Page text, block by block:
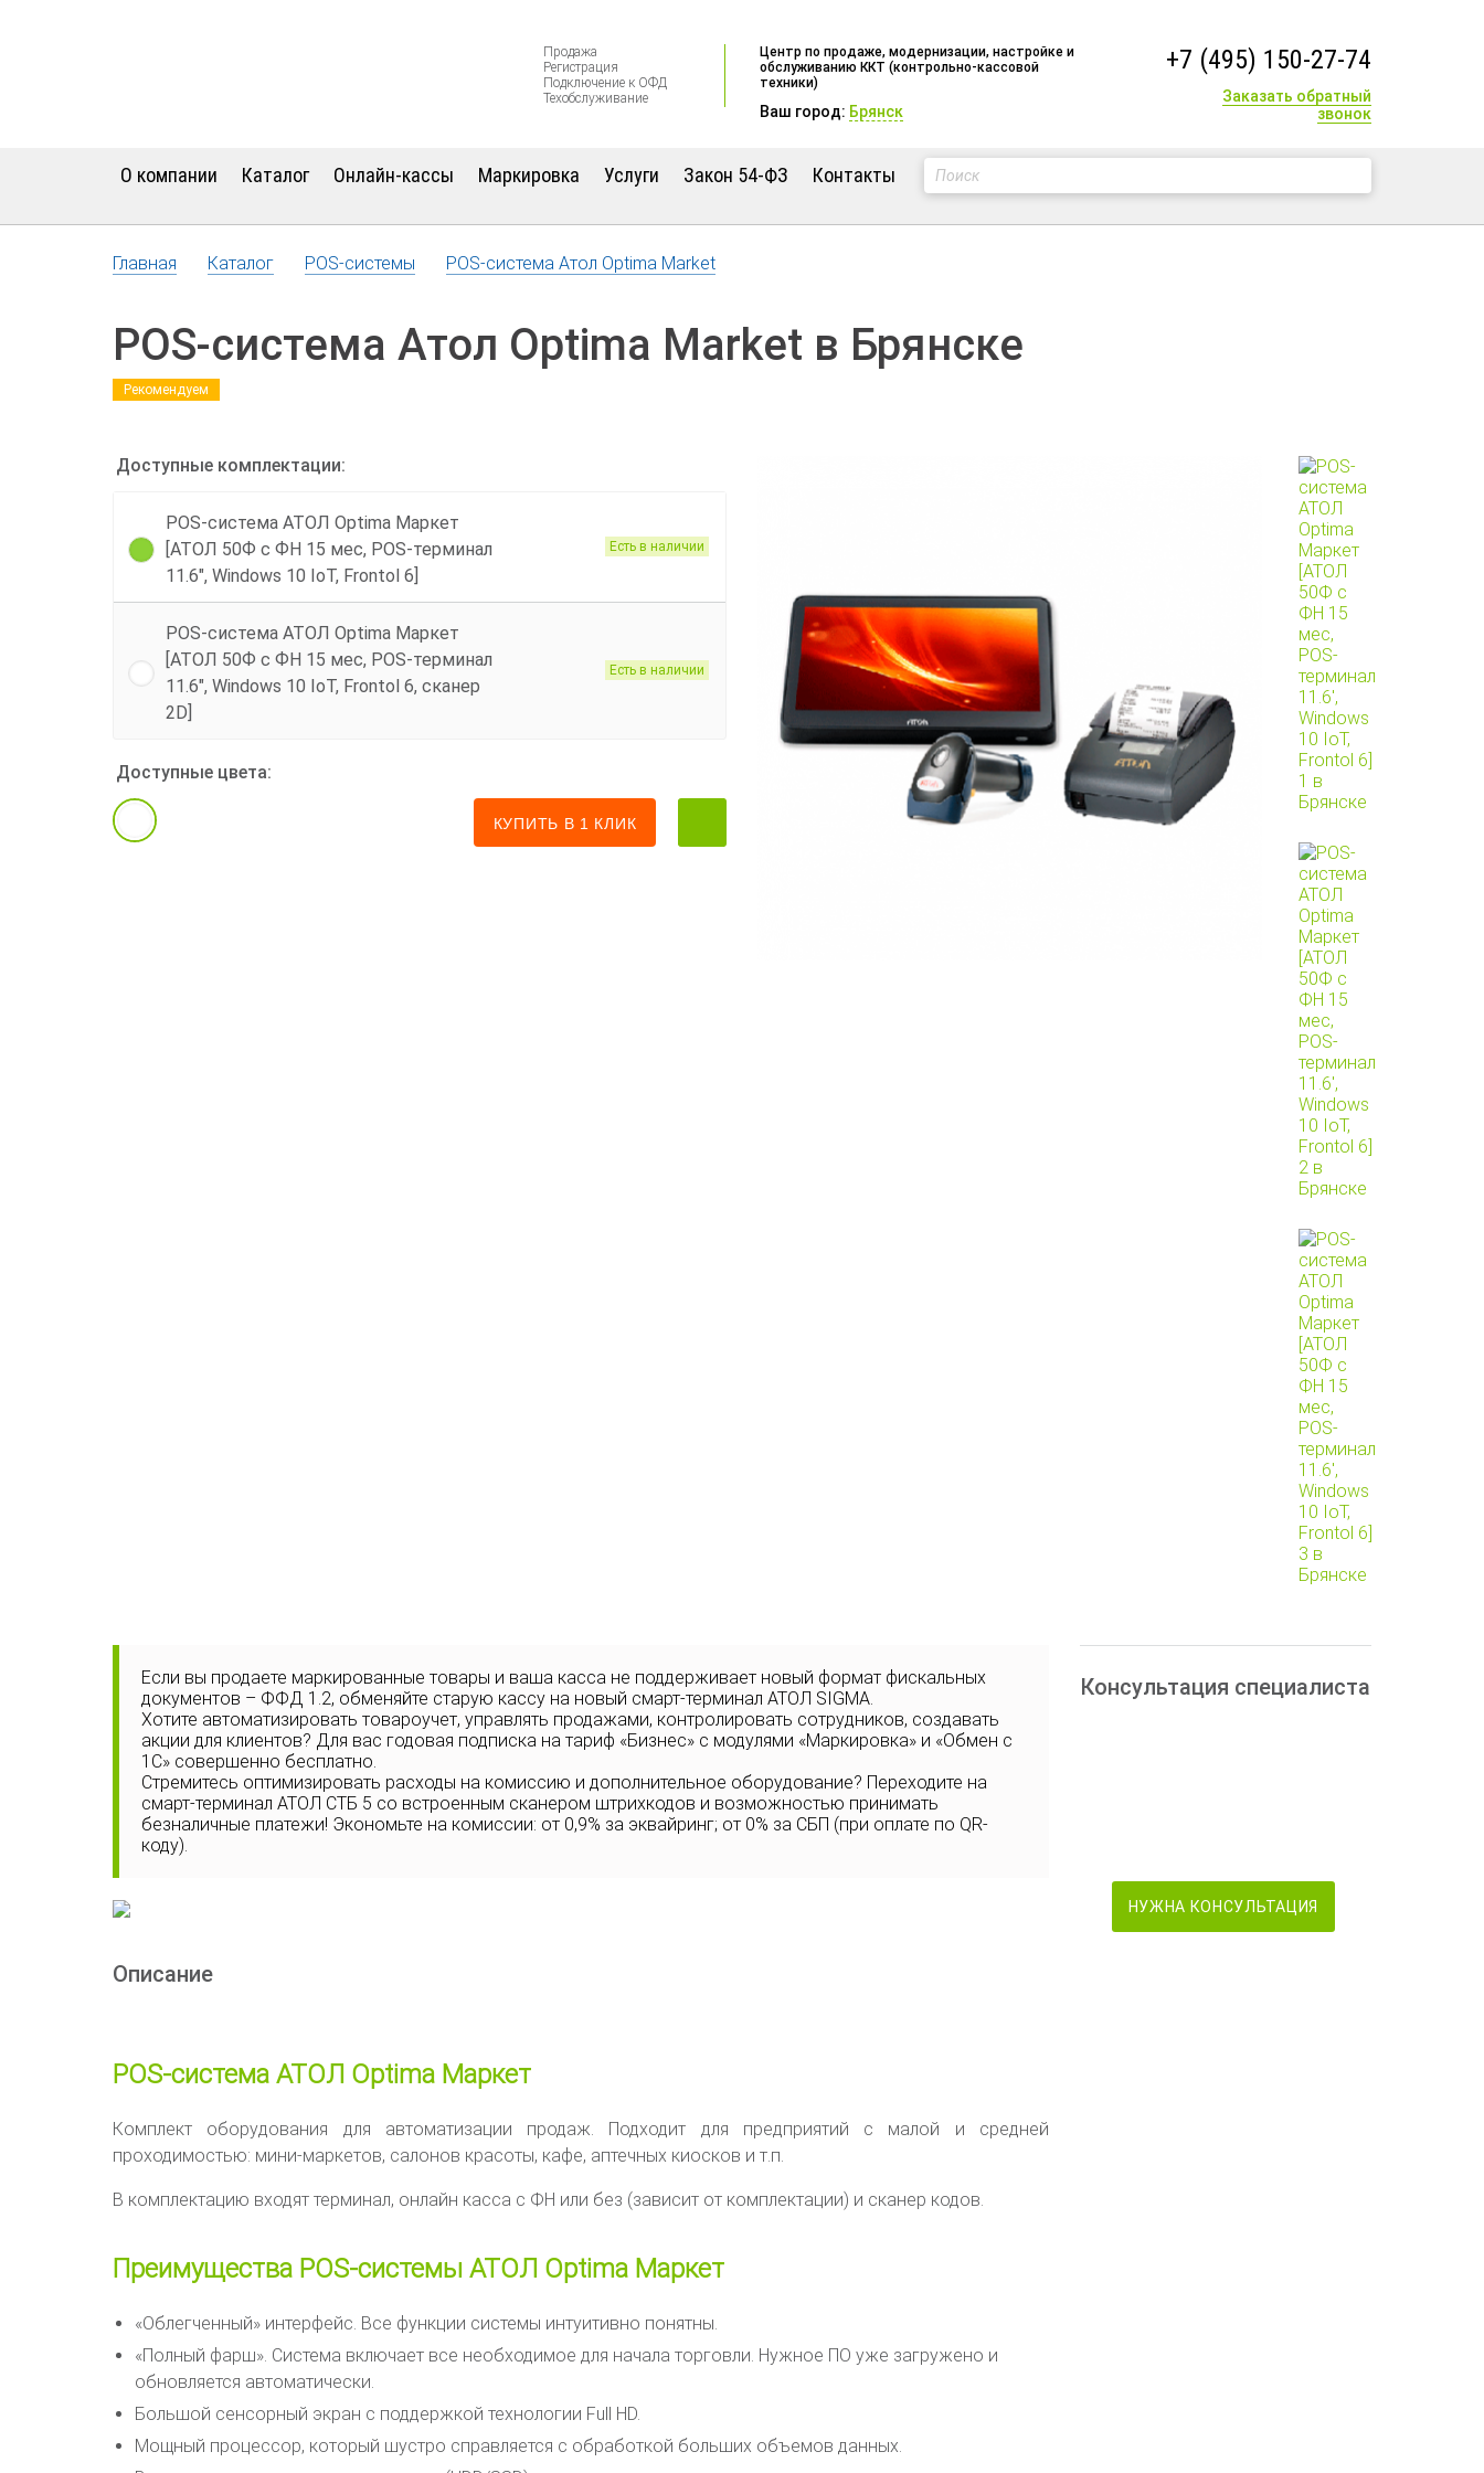
Продажа
Регистрация
Подключение к ОФД
Техобслуживание
Центр по продаже, модернизации, настройке и
обслуживанию ККТ (контрольно-кассовой
техники)
Ваш город: Брянск
+7 (495) 150-27-74
Заказать обратный
звонок
О компании Каталог Онлайн-кассы Маркировка Услуги Закон 54-ФЗ Контакты
Главная Каталог POS-системы POS-система Атол Optima Market
POS-система Атол Optima Market в Брянске
Рекомендуем
Доступные комплектации:
POS-система АТОЛ Optima Маркет
[АТОЛ 50Ф с ФН 15 мес, POS-терминал
11.6", Windows 10 IoT, Frontol 6]
Есть в наличии
POS-система АТОЛ Optima Маркет
[АТОЛ 50Ф с ФН 15 мес, POS-терминал
11.6", Windows 10 IoT, Frontol 6, сканер
2D]
Есть в наличии
Доступные цвета:
КУПИТЬ В 1 КЛИК
Если вы продаете маркированные товары и ваша касса не поддерживает новый формат фискальных
документов – ФФД 1.2, обменяйте старую кассу на новый смарт-терминал АТОЛ SIGMA.
Хотите автоматизировать товароучет, управлять продажами, контролировать сотрудников, создавать
акции для клиентов? Для вас годовая подписка на тариф «Бизнес» с модулями «Маркировка» и «Обмен с
1С» совершенно бесплатно.
Стремитесь оптимизировать расходы на комиссию и дополнительное оборудование? Переходите на
смарт-терминал АТОЛ СТБ 5 со встроенным сканером штрихкодов и возможностью принимать
безналичные платежи! Экономьте на комиссии: от 0,9% за эквайринг; от 0% за СБП (при оплате по QR-
коду).
Описание
POS-система АТОЛ Optima Маркет
Комплект оборудования для автоматизации продаж. Подходит для предприятий с малой и средней
проходимостью: мини-маркетов, салонов красоты, кафе, аптечных киосков и т.п.
В комплектацию входят терминал, онлайн касса с ФН или без (зависит от комплектации) и сканер кодов.
Преимущества POS-системы АТОЛ Optima Маркет
«Облегченный» интерфейс. Все функции системы интуитивно понятны.
«Полный фарш». Система включает все необходимое для начала торговли. Нужное ПО уже загружено и
обновляется автоматически.
Большой сенсорный экран с поддержкой технологии Full HD.
Мощный процессор, который шустро справляется с обработкой больших объемов данных.
Консультация специалиста
НУЖНА КОНСУЛЬТАЦИЯ